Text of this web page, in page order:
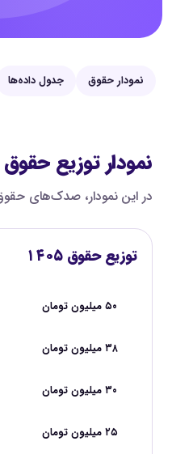
نمودار حقوق جدول داده‌ها
نمودار توزیع
در این نمودار، صدک‌های حقوق باریستا کافی من گارسون با داده‌های سال ۱۴۰۴
توزیع حقوق ۱۴۰۵
۵۰ میلیون تومان
۳۸ میلیون تومان
۳۰ میلیون تومان
۲۵ میلیون تومان